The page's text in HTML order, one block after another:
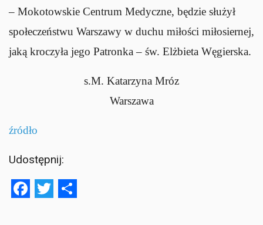
– Mokotowskie Centrum Medyczne, będzie służył
społeczeństwu Warszawy w duchu miłości miłosiernej,
jaką kroczyła jego Patronka – św. Elżbieta Węgierska.
s.M. Katarzyna Mróz
Warszawa
źródło
Udostępnij:
Facebook
Twitter